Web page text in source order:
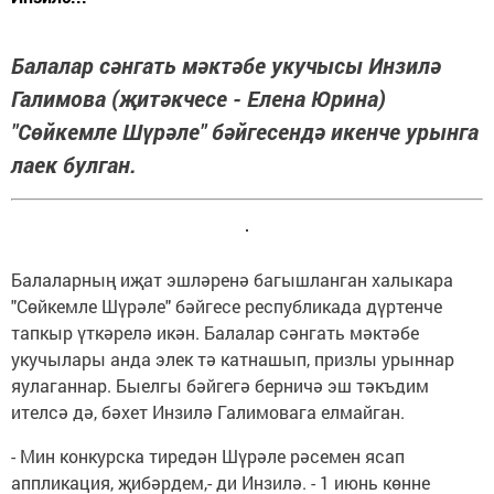
Балалар сәнгать мәктәбе укучысы Инзилә
Галимова (җитәкчесе - Елена Юрина)
"Сөйкемле Шүрәле" бәйгесендә икенче урынга
лаек булган.
Балаларның иҗат эшләренә багышланган халыкара
"Сөйкемле Шүрәле" бәйгесе республикада дүртенче
тапкыр үткәрелә икән. Балалар сәнгать мәктәбе
укучылары анда элек тә катнашып, призлы урыннар
яулаганнар. Быелгы бәйгегә берничә эш тәкъдим
ителсә дә, бәхет Инзилә Галимовага елмайган.
- Мин конкурска тиредән Шүрәле рәсемен ясап
аппликация, җибәрдем,- ди Инзилә. - 1 июнь көнне